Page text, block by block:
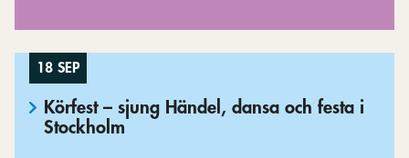
18 SEP
Körfest – sjung Händel, dansa och festa i
Stockholm